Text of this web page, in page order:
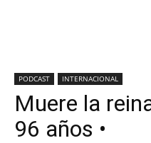
PODCAST INTERNACIONAL
Muere la
96 años •